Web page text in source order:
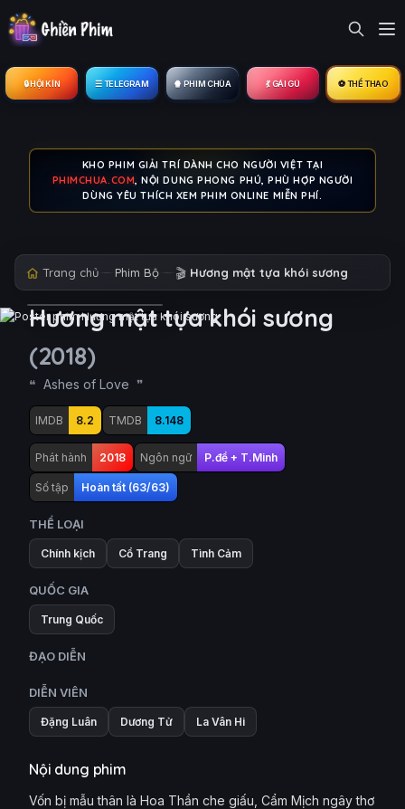
🔒︎ HỘI KÍN ☰ TELEGRAM 🍿 PHIM CHÙA 💃 GÁI GÚ ⚽ THỂ THAO
KHO PHIM GIẢI TRÍ DÀNH CHO NGƯỜI VIỆT TẠI
PHIMCHUA.COM, NỘI DUNG PHONG PHÚ, PHÙ HỢP NGƯỜI
DÙNG YÊU THÍCH XEM PHIM ONLINE MIỄN PHÍ.
Trang chủ Phim Bộ 🎬 Hương mật tựa khói sương
Hương mật tựa khói sương
(2018)
Ashes of Love
IMDB 8.2 TMDB 8.148
Phát hành 2018 Ngôn ngữ P.đề + T.Minh
Số tập Hoàn tất (63/63)
THỂ LOẠI
Chính kịch Cổ Trang Tình Cảm
QUỐC GIA
Trung Quốc
ĐẠO DIỄN
DIỄN VIÊN
Đặng Luân Dương Tử La Vân Hi
Nội dung phim
Vốn bị mẫu thân là Hoa Thần che giấu, Cẩm Mịch ngây thơ